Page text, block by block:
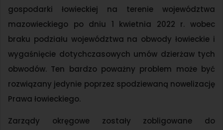
gospodarki łowieckiej na terenie województwa
mazowieckiego po dniu 1 kwietnia 2022 r. wobec
braku podziału województwa na obwody łowieckie i
wygaśnięcie dotychczasowych umów dzierżaw tych
obwodów. Ten bardzo poważny problem może być
rozwiązany jedynie poprzez spodziewaną nowelizację
Prawa łowieckiego.
Zarządy okręgowe zostały zobligowane do